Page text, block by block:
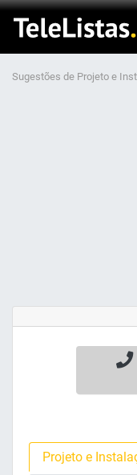
Sugestões de Projeto e
Projeto e